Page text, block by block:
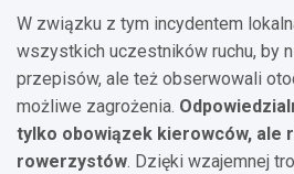
W związku z tym incydentem
wszystkich uczestników ruchu, by
przepisów, ale też obserwowali
możliwe zagrożenia.
tylko obowiązek kierowców, ale
rowerzystów. Dzięki wzajemnej